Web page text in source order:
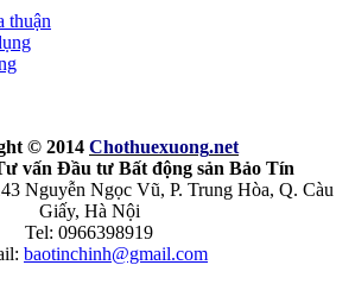
thuận
© 2014 Chothuexuong.net
vấn Đầu tư Bất động sản Bảo Tín
Nguyễn Ngọc Vũ, P. Trung Hòa, Q. Càu
Giấy, Hà Nội
Tel: 0966398919
baotinchinh@gmail.com